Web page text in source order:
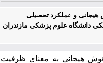
و عملکرد تحصیلی
دانشگاه علوم پزشکی مازندران
ﻫﯿﺠﺎﻧﯽ ﺑﻪ ﻣﻌﻨﺎی ﻇﺮﻓﯿﺖ